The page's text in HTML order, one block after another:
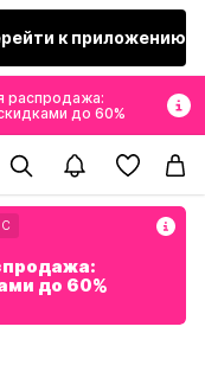
к приложению
распродажа:
до 60%
С
до 60%